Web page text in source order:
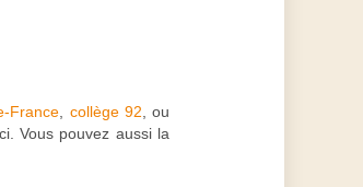
France collège 92 , ou
Vous pouvez aussi la